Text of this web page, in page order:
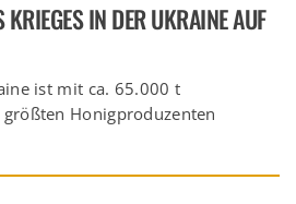
IN DER UKRAINE AUF
ist mit ca. 65.000 t
größten Honigproduzenten